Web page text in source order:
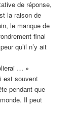
de réponse,
la raison de
le manque de
final
qu’il n’y ait
… »
est souvent
pendant que
Il peut